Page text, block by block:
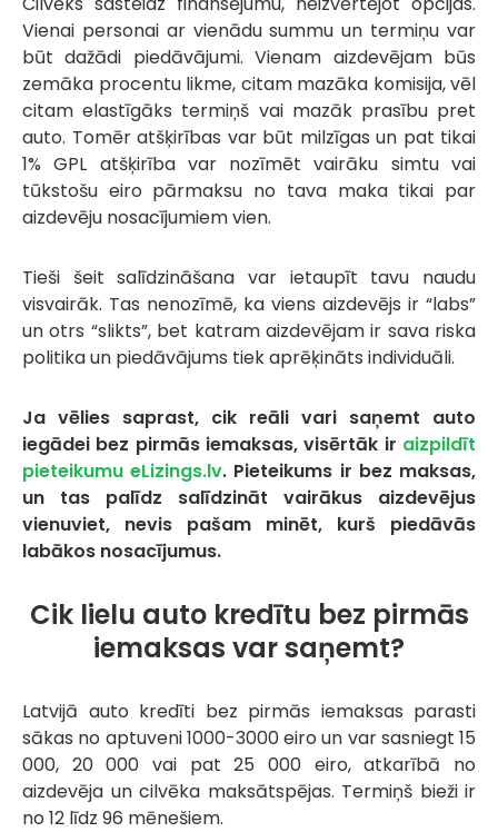
Vienai personai ar vienādu summu un termiņu var
būt dažādi piedāvājumi. Vienam aizdevējam būs
zemāka procentu likme, citam mazāka komisija, vēl
citam elastīgāks termiņš vai mazāk prasību pret
auto. Tomēr atšķirības var būt milzīgas un pat tikai
1% GPL atšķirība var nozīmēt vairāku simtu vai
tūkstošu eiro pārmaksu no tava maka tikai par
aizdevēju nosacījumiem vien.
Tieši šeit salīdzināšana var ietaupīt tavu naudu
visvairāk. Tas nenozīmē, ka viens aizdevējs ir “labs”
un otrs “slikts”, bet katram aizdevējam ir sava riska
politika un piedāvājums tiek aprēķināts individuāli.
Ja vēlies saprast, cik reāli vari saņemt auto
iegādei bez pirmās iemaksas, visērtāk ir aizpildīt
pieteikumu eLizings.lv. Pieteikums ir bez maksas,
un tas palīdz salīdzināt vairākus aizdevējus
vienuviet, nevis pašam minēt, kurš piedāvās
labākos nosacījumus.
Cik lielu auto kredītu bez pirmās
iemaksas var saņemt?
Latvijā auto kredīti bez pirmās iemaksas parasti
sākas no aptuveni 1000-3000 eiro un var sasniegt 15
000, 20 000 vai pat 25 000 eiro, atkarībā no
aizdevēja un cilvēka maksātspējas. Termiņš bieži ir
no 12 līdz 96 mēnešiem.